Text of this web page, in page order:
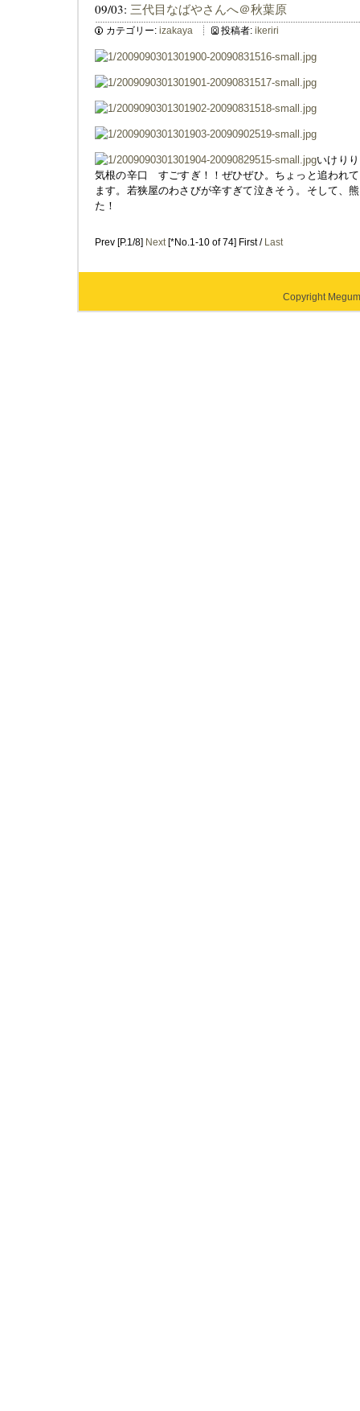
09/03: 三代目なばやさんへ＠秋葉原
カテゴリー: izakaya 投稿者: ikeriri
いけり
気根の辛口 すごすぎ！！ぜひぜひ。ちょっと追われ
ます。若狭屋のわさびが辛すぎて泣きそう。そして、
た！
Prev [P.1/8] Next[*No.1-10 of 74] First / Last
Copyright